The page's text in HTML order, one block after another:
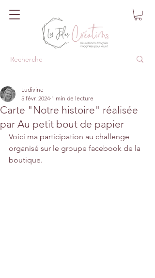
Carte "Notre histoire" réalisée
par Au petit bout de papier
Ludivine
5 févr. 2024 1 min de lecture
Voici ma participation au challenge
organisé sur le groupe facebook de la
boutique.